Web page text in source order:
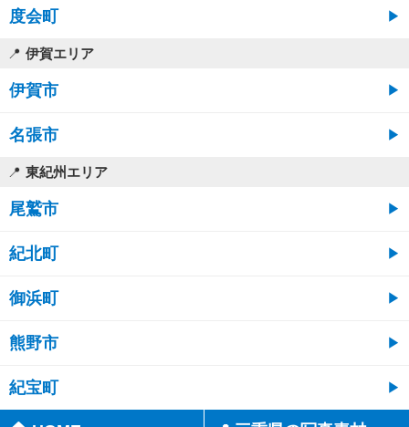
度会町
伊賀エリア
伊賀市
名張市
東紀州エリア
尾鷲市
紀北町
御浜町
熊野市
紀宝町